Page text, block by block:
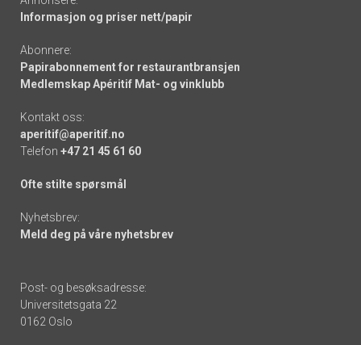
Informasjon og priser nett/papir
Abonnere:
Papirabonnement for restaurantbransjen
Medlemskap Apéritif Mat- og vinklubb
Kontakt oss:
aperitif@aperitif.no
Telefon +47 21 45 61 60
Ofte stilte spørsmål
Nyhetsbrev:
Meld deg på våre nyhetsbrev
Post- og besøksadresse:
Universitetsgata 22
0162 Oslo